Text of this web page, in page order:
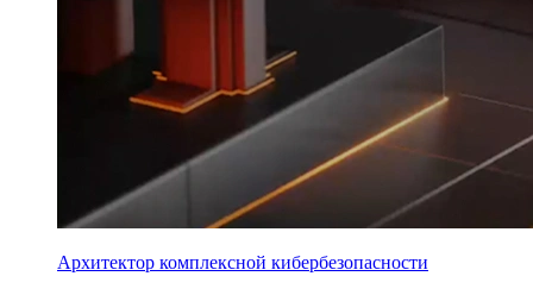
Архитектор комплексной кибербезопасности